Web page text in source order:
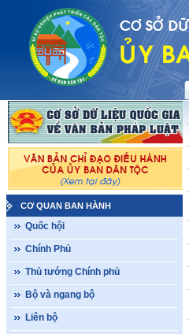
CƠ QUAN BAN HÀNH
Quốc hội
Chính Phủ
Thủ tướng Chính phủ
Bộ và ngang bộ
Liên bộ